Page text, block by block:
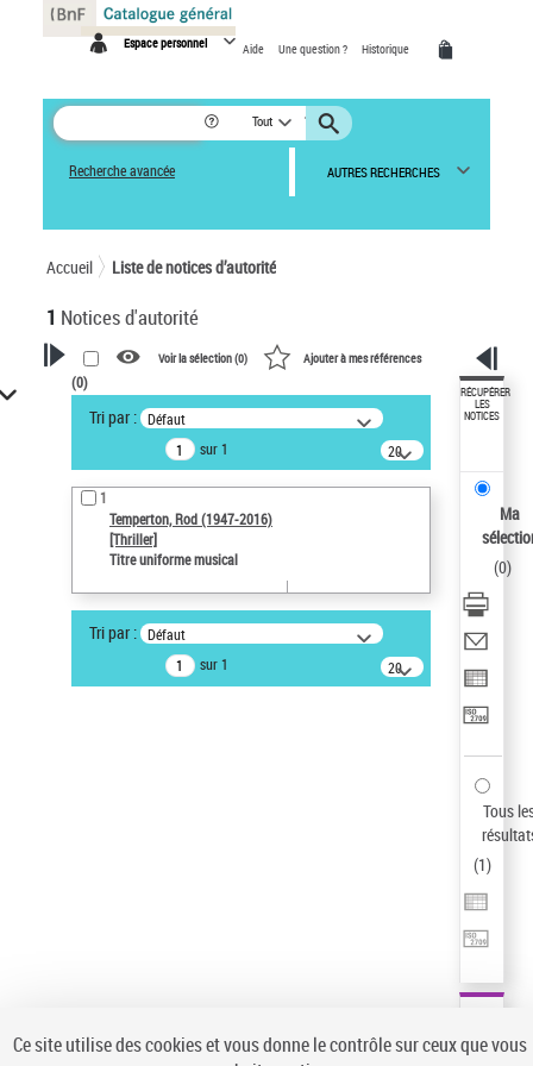
Espace personnel Aide Une question ? Historique
Tout
Recherche avancée AUTRES RECHERCHES
Accueil Liste de notices d’autorité
1 Notices d'autorité
VOTRE RECHERCHE
Recherche avancée dans les
notices d’autorité
Œuvres liées à l'auteur :
Temperton, Rod (1947-2016)
Auteur d’œuvre
Temperton, Rod (1947-2016)
Type de notice d'autorité
Voir la sélection (0) Ajouter à mes références
(0)
Tri par : Défaut
sur 1
20
résultats/page
1
Temperton, Rod (1947-2016)
[Thriller]
Titre uniforme musical
Tri par : Défaut
sur 1
20
résultats/page
RÉCUPÉRER
LES
NOTICES
Ma
(0)
Tous
(1)
Panneau de gestion des cookies
Ce site utilise des cookies et vous donne le contrôle sur ceux que vous